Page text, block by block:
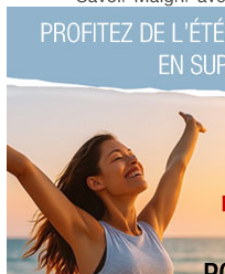
de
peu de soleil
le 29/04/2009 à 07:31